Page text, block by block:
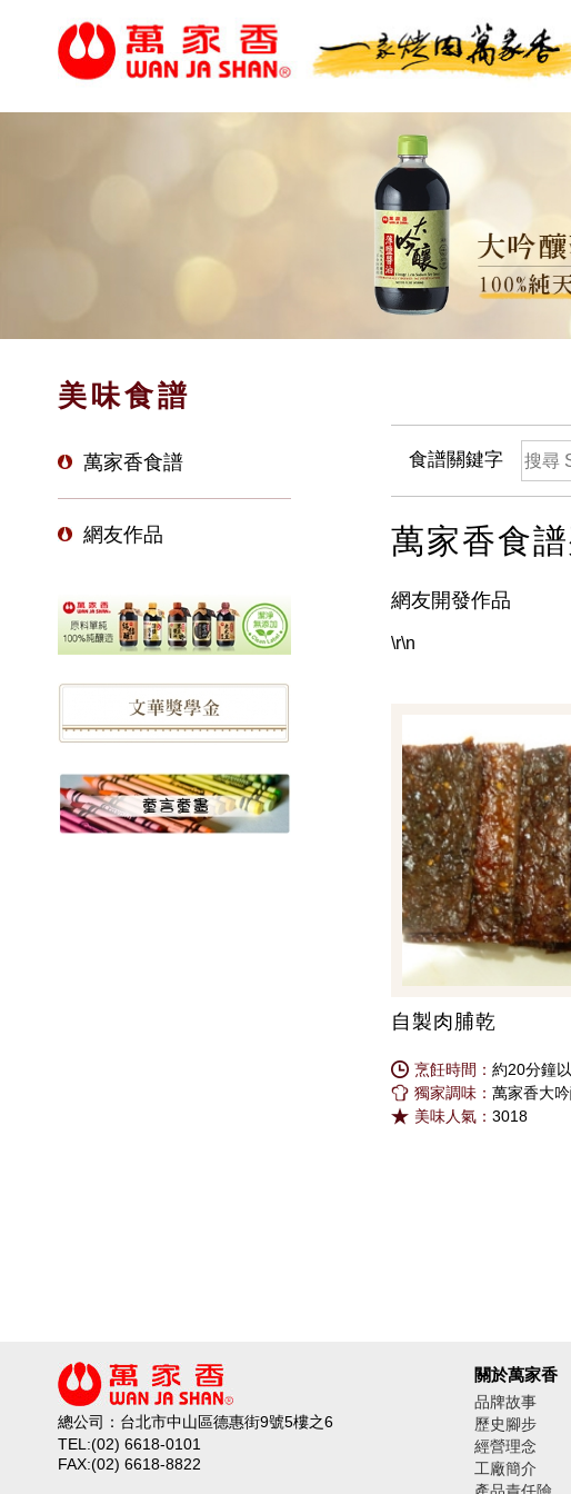
美味食譜
萬家香食譜
網友作品
食譜關鍵字
萬家香食
網友開發作品
\r\n
自製肉脯乾
烹飪時間： 約20分鐘
獨家調味： 萬家香大
美味人氣： 3018
關於萬家香
品牌故事
歷史腳步
經營理念
工廠簡介
總公司：台北市中山區德惠街9號5樓之6
TEL:(02) 6618-0101
FAX:(02) 6618-8822